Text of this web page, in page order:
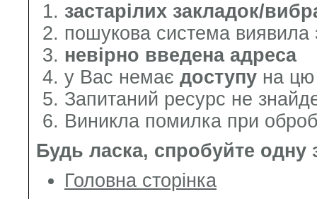
застарілих закладок/
пошукова система виявила
невірно введена адреса
у Вас немає доступу на цю
Запитаний ресурс не
Виникла помилка при
Будь ласка, спробуйте одну
Головна сторінка